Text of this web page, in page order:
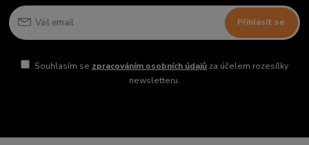
Přihlásit se
Souhlasím se zpracováním osobních údajůza účelem rozesílky
newsletteru.